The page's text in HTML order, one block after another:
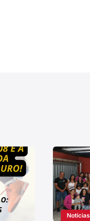
Notícias